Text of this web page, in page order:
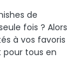
de
fois ? Alors
à vos favoris
tous en